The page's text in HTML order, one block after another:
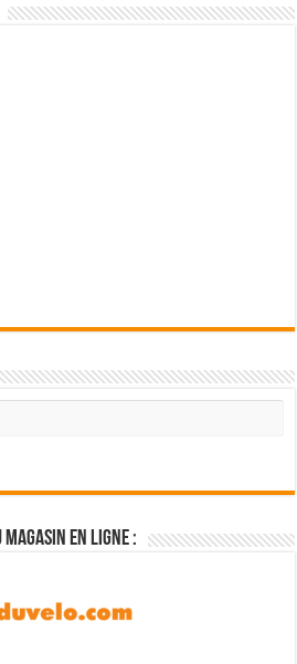
en ligne :